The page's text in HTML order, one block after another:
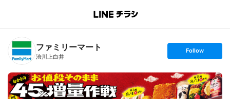
B
n
T
ファミリーマート
渋川上白井
s
t
o
l
l
o
w
Follow